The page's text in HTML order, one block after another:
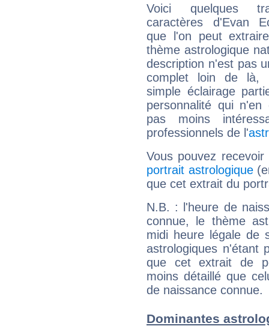
Voici quelques
caractères d'Evan
que l'on peut
thème astrologique
description n'est pas
complet loin de là,
simple éclairage
personnalité qui n'en
pas moins
professionnels de l'
Vous pouvez
portrait astrologique
que cet extrait du
N.B. : l'heure de
connue, le thème
midi heure légale de
astrologiques n'étant
que cet extrait de
moins détaillé que
de naissance connue.
Dominantes